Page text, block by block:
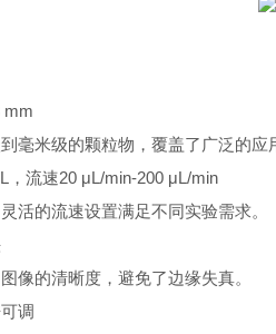
米级的颗粒物，覆盖了广泛的应
流速20 μL/min-200 μL/min
的流速设置满足不同实验需求。
的清晰度，避免了边缘失真。
调